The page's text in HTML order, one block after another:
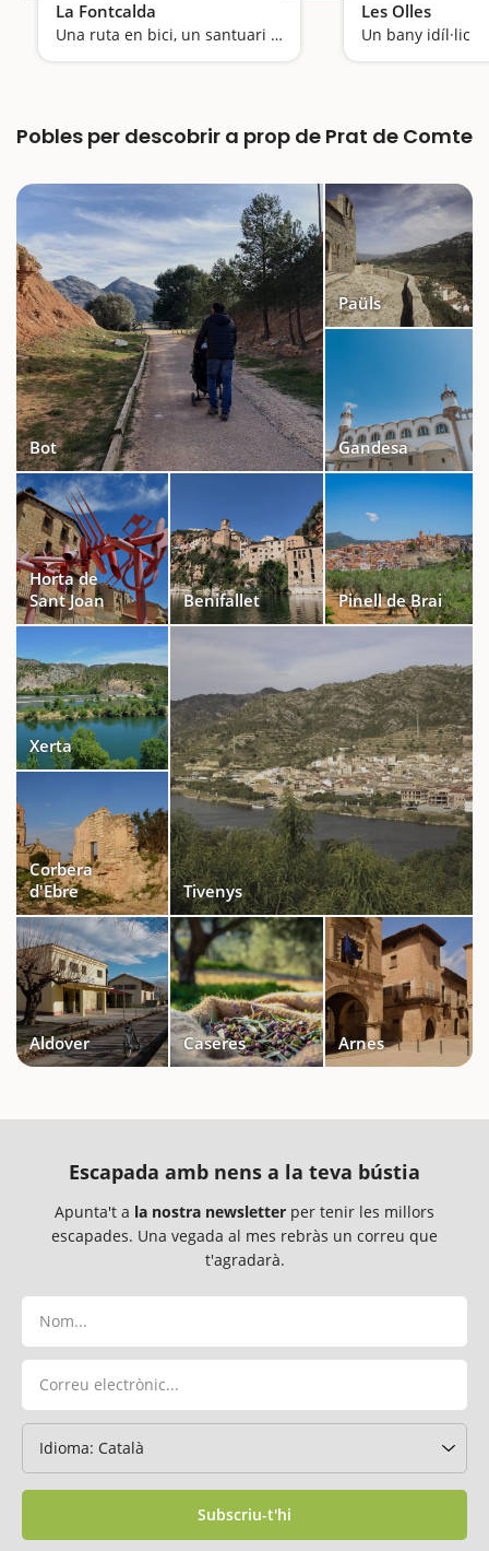
La Fontcalda
Una ruta en bici, un santuari i un bany medicinal al riu Canaletes
Les Olles
Un bany idíl·lic
Pobles per descobrir a prop de Prat de Comte
Bot
Paüls
Gandesa
Horta de
Sant Joan
Benifallet Pinell de Brai
Xerta
Corbera
d'Ebre
Tivenys
Aldover Caseres Arnes
Escapada amb nens a la teva bústia
Apunta't a la nostra newsletter per tenir les millors
escapades. Una vegada al mes rebràs un correu que
t'agradarà.
Subscriu-t'hi